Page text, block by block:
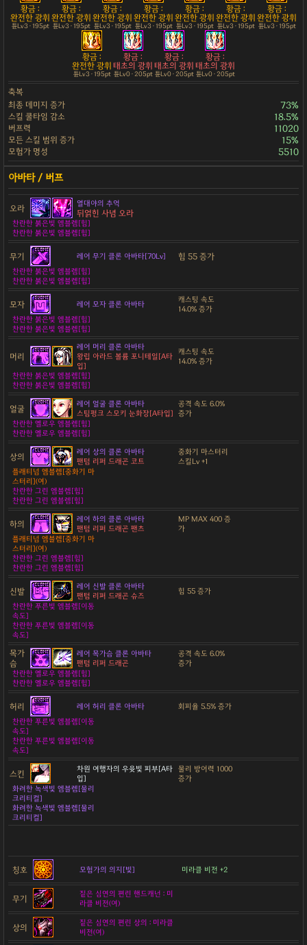
황금 :
완전한 광휘
튠Lv3 · 195pt
황금 :
완전한 광휘
튠Lv3 · 195pt
황금 :
완전한 광휘
튠Lv3 · 195pt
황금 :
완전한 광휘
튠Lv3 · 195pt
황금 :
완전한 광휘
튠Lv3 · 195pt
황금 :
완전한 광휘
튠Lv3 · 195pt
황금 :
완전한 광휘
튠Lv3 · 195pt
황금 :
완전한 광휘
튠Lv3 · 195pt
황금 :
태초의 광휘
튠Lv0 · 205pt
황금 :
태초의 광휘
튠Lv0 · 205pt
황금 :
태초의 광휘
튠Lv0 · 205pt
축복
최종 데미지 증가
73%
스킬 쿨타임 감소 18.5%
버프력 11020
모든 스킬 범위 증가 15%
모험가 명성 5510
오라 열대야의 추억
뒤얽힌 사념 오라
찬란한 붉은빛 엠블렘[힘]
찬란한 붉은빛 엠블렘[힘]
무기 레어 무기 클론 아바타[70Lv] 힘 55 증가
찬란한 붉은빛 엠블렘[힘]
찬란한 붉은빛 엠블렘[힘]
모자 레어 모자 클론 아바타
캐스팅 속도
14.0% 증가
찬란한 붉은빛 엠블렘[힘]
찬란한 붉은빛 엠블렘[힘]
머리
레어 머리 클론 아바타
왕립 아라드 볼륨 포니테일[A타
입]
캐스팅 속도
14.0% 증가
찬란한 붉은빛 엠블렘[힘]
찬란한 붉은빛 엠블렘[힘]
얼굴
레어 얼굴 클론 아바타
스팀펑크 스모키 눈화장[A타입]
공격 속도 6.0%
증가
찬란한 옐로우 엠블렘[힘]
찬란한 옐로우 엠블렘[힘]
상의
레어 상의 클론 아바타
팬텀 리퍼 드래곤 코트
중화기 마스터리
스킬Lv +1
플래티넘 엠블렘[중화기 마
스터리](여)
찬란한 그린 엠블렘[힘]
찬란한 그린 엠블렘[힘]
하의
레어 하의 클론 아바타
팬텀 리퍼 드래곤 팬츠
MP MAX 400 증
가
플래티넘 엠블렘[중화기 마
스터리](여)
찬란한 그린 엠블렘[힘]
찬란한 그린 엠블렘[힘]
신발
레어 신발 클론 아바타
팬텀 리퍼 드래곤 슈즈
힘 55 증가
찬란한 푸른빛 엠블렘[이동
속도]
찬란한 푸른빛 엠블렘[이동
속도]
목가
슴
레어 목가슴 클론 아바타
팬텀 리퍼 드래곤
공격 속도 6.0%
증가
찬란한 옐로우 엠블렘[힘]
찬란한 옐로우 엠블렘[힘]
허리 레어 허리 클론 아바타
회피율 5.5% 증가
찬란한 푸른빛 엠블렘[이동
속도]
찬란한 푸른빛 엠블렘[이동
속도]
스킨
차원 여행자의 우윳빛 피부[A타
입]
물리 방어력 1000
증가
화려한 녹색빛 엠블렘[물리
크리티컬]
화려한 녹색빛 엠블렘[물리
크리티컬]
칭호 모험가의 의지[빛] 미라클 비전 +2
무기
짙은 심연의 편린 핸드캐넌 : 미
라클 비전(여)
상의
짙은 심연의 편린 상의 : 미라클
비전(여)